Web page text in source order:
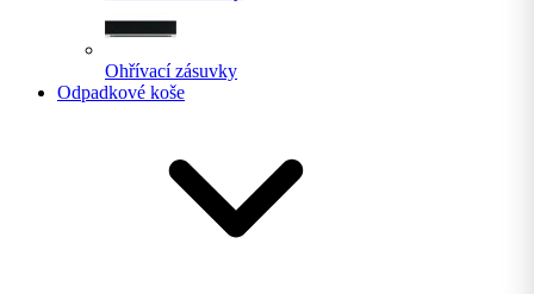
Ohřívací zásuvky
Odpadkové koše